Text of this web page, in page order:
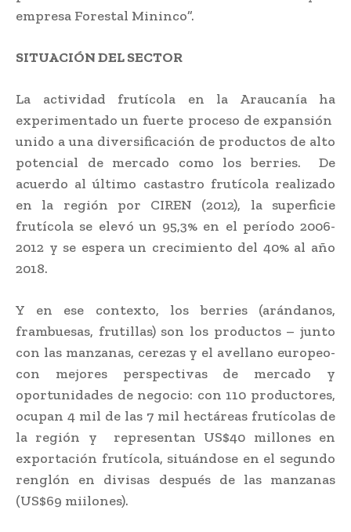
empresa Forestal Mininco”.
SITUACIÓN DEL SECTOR
La actividad frutícola en la Araucanía ha
experimentado un fuerte proceso de expansión
unido a una diversificación de productos de alto
potencial de mercado como los berries. De
acuerdo al último castastro frutícola realizado
en la región por CIREN (2012), la superficie
frutícola se elevó un 95,3% en el período 2006-
2012 y se espera un crecimiento del 40% al año
2018.
Y en ese contexto, los berries (arándanos,
frambuesas, frutillas) son los productos – junto
con las manzanas, cerezas y el avellano europeo-
con mejores perspectivas de mercado y
oportunidades de negocio: con 110 productores,
ocupan 4 mil de las 7 mil hectáreas frutícolas de
la región y representan US$40 millones en
exportación frutícola, situándose en el segundo
renglón en divisas después de las manzanas
(US$69 miilones).